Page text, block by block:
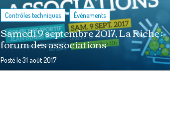
Contrôles techniques , Événements
Samedi 9 septembre 2017, La Riche :
forum des associations
Posté le31 août 2017